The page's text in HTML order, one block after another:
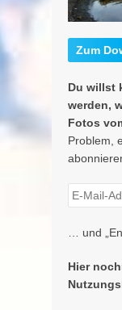
Zum
Du willst
werden,
Fotos
Problem,
… und
Hier